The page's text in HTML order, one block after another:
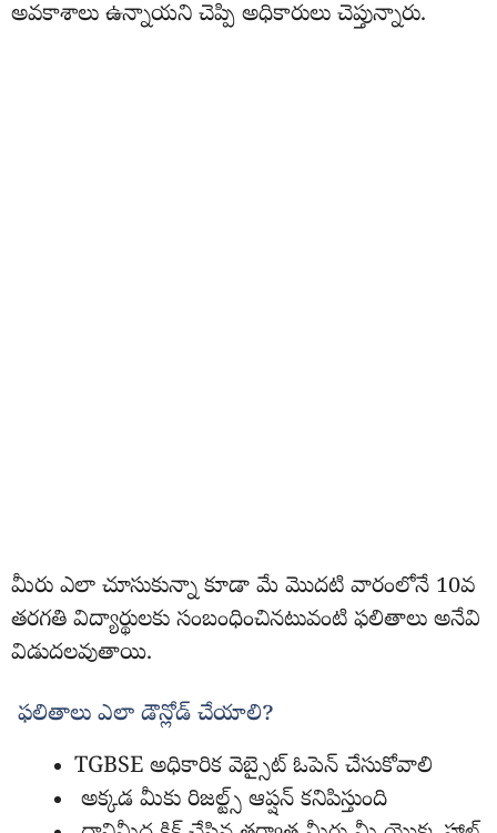
అవకాశాలు ఉన్నాయని చెప్పి అధికారులు చెప్తున్నారు.
మీరు ఎలా చూసుకున్నా కూడా మే మొదటి వారంలోనే 10వ
తరగతి విద్యార్థులకు సంబంధించినటువంటి ఫలితాలు అనేవి
విడుదలవుతాయి.
ఫలితాలు ఎలా డౌన్లోడ్ చేయాలి?
TGBSE అధికారిక వెబ్సైట్ ఓపెన్ చేసుకోవాలి
అక్కడ మీకు రిజల్ట్స్ ఆప్షన్ కనిపిస్తుంది